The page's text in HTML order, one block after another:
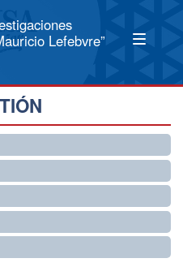
Lefebvre”